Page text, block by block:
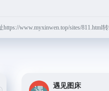
https://www.myxinwen.top/sites/811.html
遇见图床